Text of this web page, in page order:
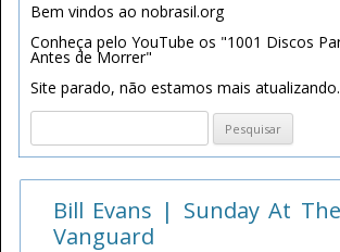
Bem vindos ao nobrasil.org
Conheça pelo YouTube os "1001 Discos
Antes de Morrer"
Site parado, não estamos mais atualizando.
Pesquisar
Bill Evans | Sunday At
Vanguard